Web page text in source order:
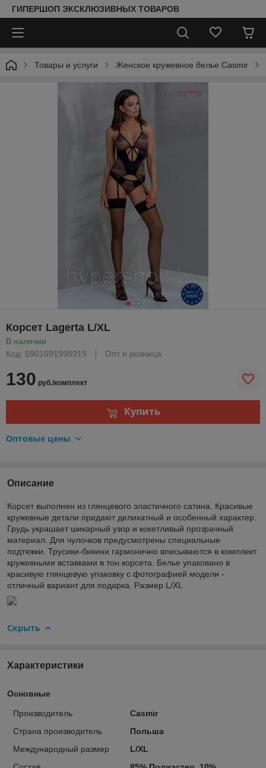
ГИПЕРШОП ЭКСКЛЮЗИВНЫХ ТОВАРОВ
Товары и услуги Женское кружевное белье Casmir
Корсет Lagerta L/XL
В наличии
Код: 5901691998919
Опт и розница
130 руб./комплект
Купить
Оптовые цены
Описание
Корсет выполнен из глянцевого эластичного сатина. Красивые
кружевные детали придают деликатный и особенный характер.
Грудь украшает шикарный узор и кокетливый прозрачный
материал. Для чулочков предусмотрены специальные
подтяжки. Трусики-бикини гармонично вписываются в комплект
кружевными вставками в тон корсета. Белье упаковано в
красивую глянцевую упаковку с фотографией модели -
отличный вариант для подарка. Размер L/XL
Скрыть
Характеристики
Основные
Производитель
Casmir
Страна производитель
Польша
Международный размер
L/XL